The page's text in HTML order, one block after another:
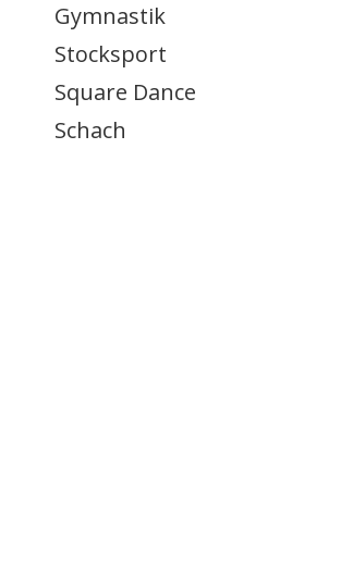
Gymnastik
Stocksport
Square Dance
Schach